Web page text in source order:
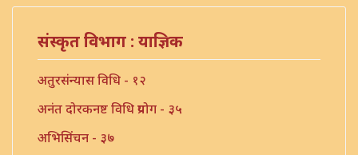
संस्कृत विभाग : याज्ञिक
अतुरसंन्यास विधि - १२
अनंत दोरकनष्ट विधि प्रयोग - ३५
अभिसिंचन - ३७